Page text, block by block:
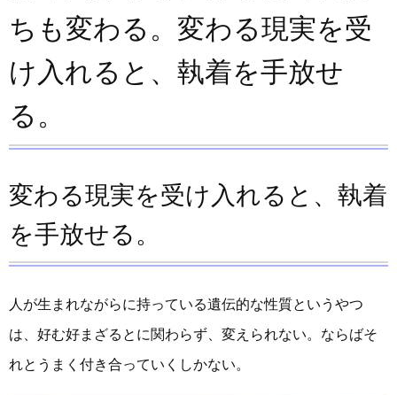
ちも変わる。変わる現実を受
け入れると、執着を手放せ
る。
変わる現実を受け入れると、執着
を手放せる。
人が生まれながらに持っている遺伝的な性質というやつ
は、好む好まざるとに関わらず、変えられない。ならばそ
れとうまく付き合っていくしかない。